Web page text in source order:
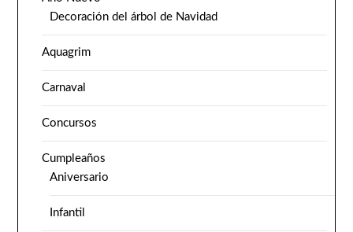
Decoración del árbol de Navidad
Aquagrim
Carnaval
Concursos
Cumpleaños
Aniversario
Infantil